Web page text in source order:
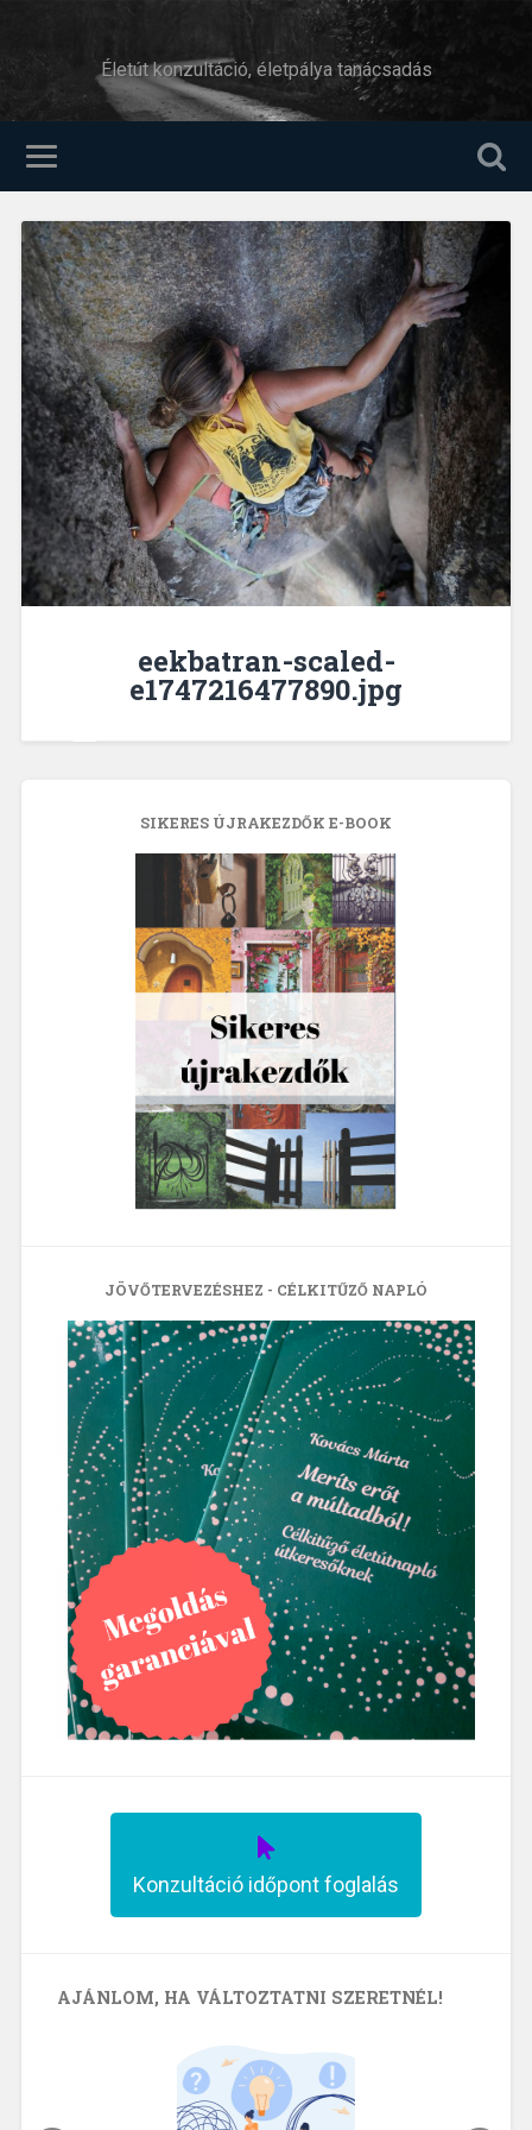
Életút konzultáció, életpálya tanácsadás
eekbatran-scaled-
e1747216477890.jpg
SIKERES ÚJRAKEZDŐK E-BOOK
JÖVŐTERVEZÉSHEZ - CÉLKITŰZŐ NAPLÓ
Konzultáció időpont foglalás
AJÁNLOM, HA VÁLTOZTATNI SZERETNÉL!